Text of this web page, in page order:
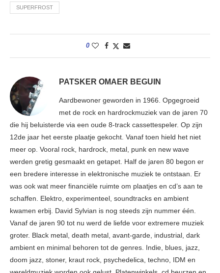
SUPERFROST
0
PATSKER OMAER BEGUIN
Aardbewoner geworden in 1966. Opgegroeid
met de rock en hardrockmuziek van de jaren 70
die hij beluisterde via een oude 8-track cassettespeler. Op zijn
12de jaar het eerste plaatje gekocht. Vanaf toen hield het niet
meer op. Vooral rock, hardrock, metal, punk en new wave
werden gretig gesmaakt en getapet. Half de jaren 80 begon er
een bredere interesse in elektronische muziek te ontstaan. Er
was ook wat meer financiële ruimte om plaatjes en cd’s aan te
schaffen. Elektro, experimenteel, soundtracks en ambient
kwamen erbij. David Sylvian is nog steeds zijn nummer één.
Vanaf de jaren 90 tot nu werd de liefde voor extremere muziek
groter. Black metal, death metal, avant-garde, industrial, dark
ambient en minimal behoren tot de genres. Indie, blues, jazz,
doom jazz, stoner, kraut rock, psychedelica, techno, IDM en